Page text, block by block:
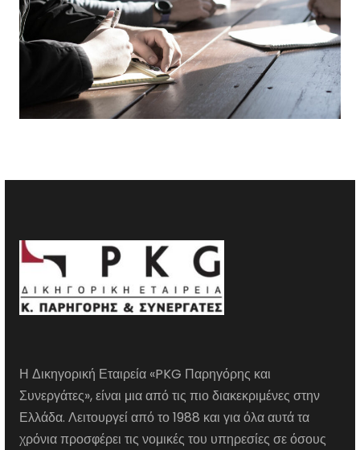
Η Δικηγορική Εταιρεία «PKG Παρηγόρης και
Συνεργάτες», είναι μια από τις πιο διακεκριμένες στην
Ελλάδα. Λειτουργεί από το 1988 και για όλα αυτά τα
χρόνια προσφέρει τις νομικές του υπηρεσίες σε όσους